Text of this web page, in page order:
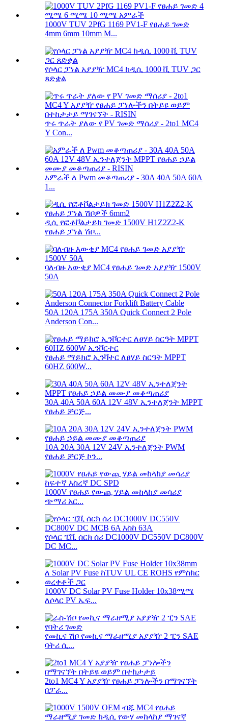
1000V TUV 2PfG 1169 PV1-F የፀሐይ ገመድ
4mm 6mm 10mm M...
የሶላር ፓነል አያያዥ MC4 ከዲሲ 1000 ቪ TUV ጋር
ጸድቋል
ጥሩ ጥራት ያለው የ PV ገመድ ማሰሪያ - 2to1 MC4
Y Con...
አምራች ለ Pwm መቆጣጠሪያ - 30A 40A 50A 60A
1...
ዲሲ የፎቶቮልታይክ ገመድ 1500V H1Z2Z2-K
የፀሐይ ፓነል ሽቦ...
ባለብዙ እውቂያ MC4 የፀሐይ ገመድ አያያዥ 1500V
50A
50A 120A 175A 350A Quick Connect 2 Pole
Anderson Con...
የፀሐይ ማይክሮ ኢንቫተር ለፀሃይ ስርዓት MPPT
60HZ 600W...
30A 40A 50A 60A 12V 48V ኢንተለጀንት MPPT
የፀሐይ ቻርጅ...
10A 20A 30A 12V 24V ኢንተለጀንት PWM
የፀሐይ ቻርጅ ኮን...
1000V የፀሐይ የውጪ ሃይል መከላከያ መሳሪያ
ጭማሪ አር...
የሶላር ፒቪ ሰርክ ሰሪ DC1000V DC550V DC800V
DC MC...
1000V DC Solar PV Fuse Holder 10x38ሚሜ
ለሶላር PV ኤፍ...
የመኪና ሽቦ የመኪና ማራዘሚያ አያያዥ 2 ፒን SAE
ባትሪ ሲ...
2to1 MC4 Y አያያዥ የፀሐይ ፓነሎችን በማገናኘት
በፓራ...